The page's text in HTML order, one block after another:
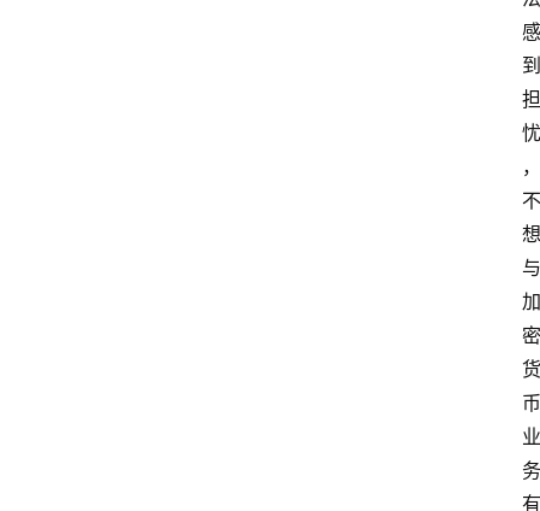
感
到
担
忧
，
不
想
与
加
密
货
币
业
务
有